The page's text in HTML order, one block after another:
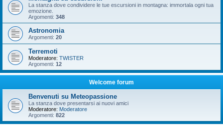
La stanza dove condividere le tue escursioni in montagna: immortala ogni tua
emozione.
Argomenti: 348
Astronomia
Argomenti: 20
Terremoti
Moderatore: TWISTER
Argomenti: 12
Welcome forum
Benvenuti su Meteopassione
La stanza dove presentarsi ai nuovi amici
Moderatore: Moderatore
Argomenti: 822